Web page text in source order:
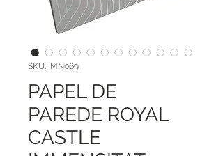
SKU: IMN069
PAPEL DE
PAREDE ROYAL
CASTLE